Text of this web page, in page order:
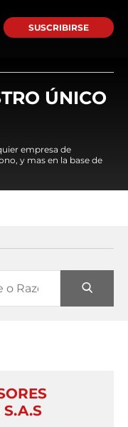
SUSCRIBIRSE
ÚNICO
empresa de
y mas en la base de